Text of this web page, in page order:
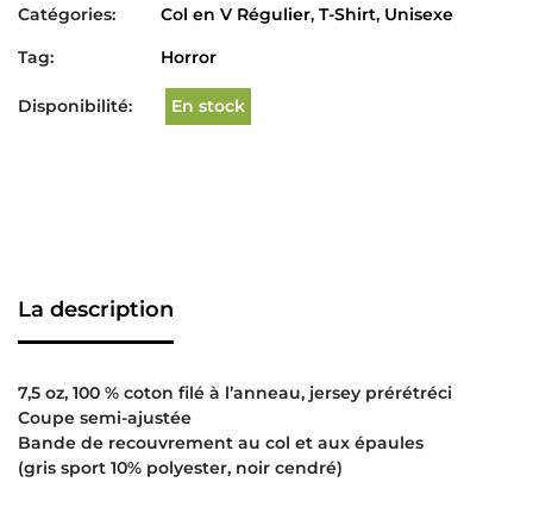
Catégories:
Col en V Régulier, T-Shirt, Unisexe
Tag:
Horror
Disponibilité: En stock
La description
7,5 oz, 100 % coton filé à l’anneau, jersey prérétréci
Coupe semi-ajustée
Bande de recouvrement au col et aux épaules
(gris sport 10% polyester, noir cendré)